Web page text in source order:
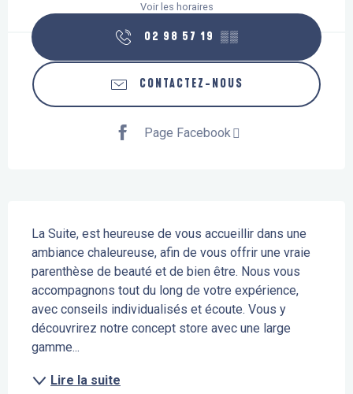
Voir les horaires
02 98 57 19 ▒▒
CONTACTEZ-NOUS
Page Facebook
La Suite, est heureuse de vous accueillir dans une
ambiance chaleureuse, afin de vous offrir une vraie
parenthèse de beauté et de bien être. Nous vous
accompagnons tout du long de votre expérience,
avec conseils individualisés et écoute. Vous y
découvrirez notre concept store avec une large
gamme...
Lire la suite